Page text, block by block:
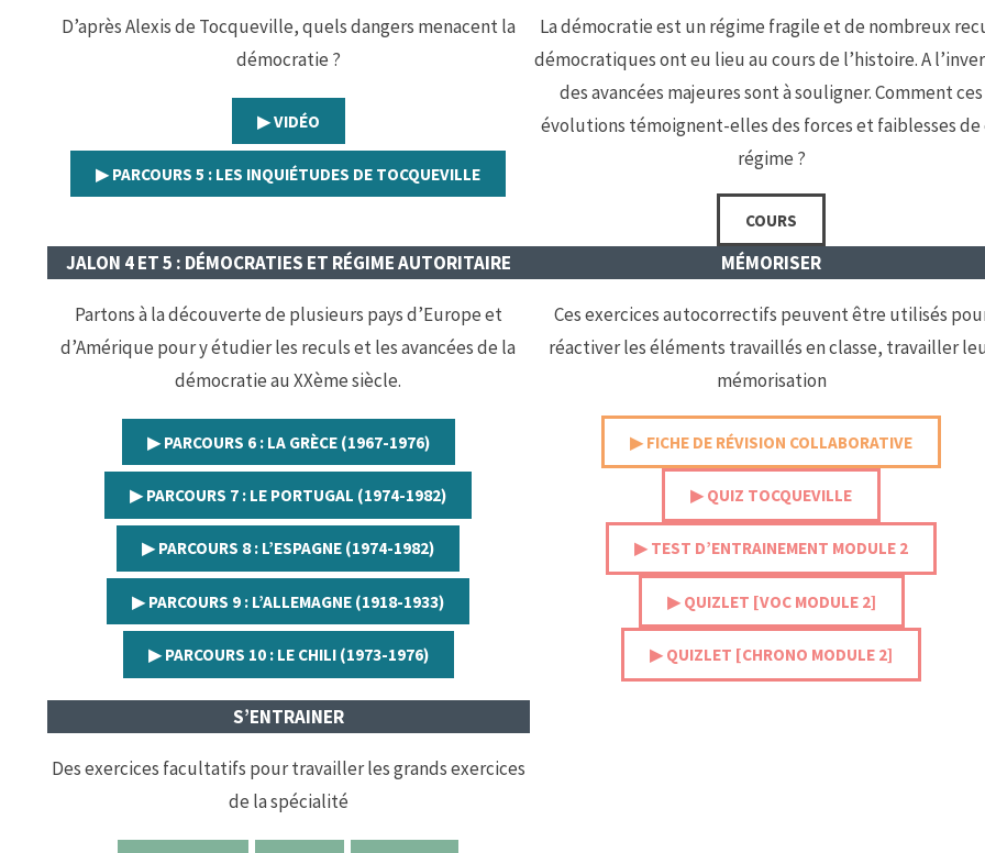
D’après Alexis de Tocqueville, quels dangers menacent la
démocratie ?
▶︎ VIDÉO
▶︎ PARCOURS 5 : LES INQUIÉTUDES DE TOCQUEVILLE
La démocratie est un régime fragile et de nombreux
démocratiques ont eu lieu au cours de l’histoire. A
des avancées majeures sont à souligner. Comment ces
évolutions témoignent-elles des forces et faiblesses de
régime ?
COURS
JALON 4 ET 5 : DÉMOCRATIES ET RÉGIME AUTORITAIRE
Partons à la découverte de plusieurs pays d’Europe et
d’Amérique pour y étudier les reculs et les avancées de la
démocratie au XXème siècle.
▶︎ PARCOURS 6 : LA GRÈCE (1967-1976)
▶︎ PARCOURS 7 : LE PORTUGAL (1974-1982)
▶︎ PARCOURS 8 : L’ESPAGNE (1974-1982)
▶︎ PARCOURS 9 : L’ALLEMAGNE (1918-1933)
▶︎ PARCOURS 10 : LE CHILI (1973-1976)
MÉMORISER
Ces exercices autocorrectifs peuvent être utilisés
réactiver les éléments travaillés en classe, travailler
mémorisation
▶︎ FICHE DE RÉVISION COLLABORATIVE
▶︎ QUIZ TOCQUEVILLE
▶︎ TEST D’ENTRAINEMENT MODULE 2
▶︎ QUIZLET [VOC MODULE 2]
▶︎ QUIZLET [CHRONO MODULE 2]
S’ENTRAINER
Des exercices facultatifs pour travailler les grands exercices
de la spécialité